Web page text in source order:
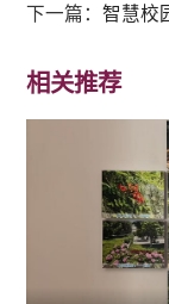
下一篇：智慧校
相关推荐